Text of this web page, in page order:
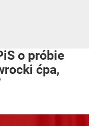
o próbie
ćpa,